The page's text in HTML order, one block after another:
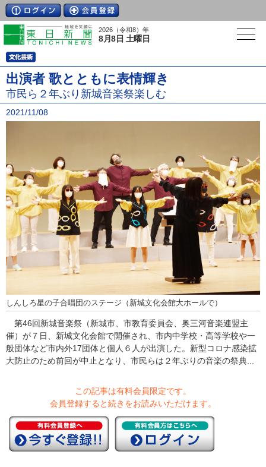
2026（令和8）年
8月8日 土曜日
出演者 歌とともに表情輝き
市民ら２年ぶり新城音楽祭楽しむ
2021/11/08
しんしろ星の子合唱団のステージ（新城文化会館大ホールで）
第46回新城音楽祭（新城市、市教育委員会、奥三河音楽連盟主
催）が７日、新城文化会館で開催され、市内中学校・高等学校や一
般団体など市内外17団体と個人６人が出演した。新型コロナ感染拡
大防止のため前回が中止となり、市民らは２年ぶりの音楽の祭典...
この記事は有料会員限定です。
会員登録すると続きをお読みいただけます。